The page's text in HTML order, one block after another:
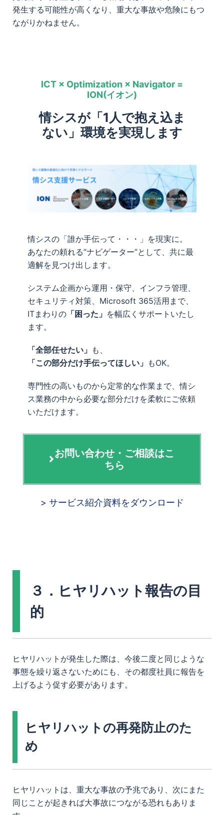
発生する可能性が高くなり、重大な事故や危険にもつ
ながりかねません。
ICT × Optimization × Navigator =
ION(イオン)
情シスが「1人で抱え込ま
ない」環境を実現します
情シスの「誰か手伝って・・・」を現実に。
あなたの頼れる”ナビゲーター”として、共に最
適解を見つけ出します。
システム企画から運用・保守、インフラ管理、
セキュリティ対策、Microsoft 365活用まで、
ITまわりの 「困った」 を幅広くサポートいたし
ます。
「全部任せたい」 も、
「この部分だけ手伝ってほしい」 もOK。
専門性の高いものから定常的な作業まで、情シ
ス業務の中から必要な部分だけを柔軟にご依頼
いただけます。
お問い合わせ・ご相談はこ
ちら
> サービス紹介資料をダウンロード
３．ヒヤリハット報告の目
的
ヒヤリハットが発生した際は、今後二度と同じような
事態を繰り返さないためにも、その都度社員に報告を
上げるよう促す必要があります。
ヒヤリハットの再発防止のた
め
ヒヤリハットは、重大な事故の予兆であり、次にまた
同じことが起きれば大事故につながる恐れもありま